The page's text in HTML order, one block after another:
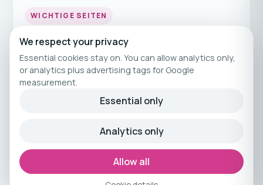
WICHTIGE SEITEN
Fitnessurlaub
Fitness Urlaub
Fitnessreisen
© 2026 Reiseathleten
Kuratiertes Fitnessreisen-Angebot von
Reiseathleten.
We respect your privacy
Essential cookies stay on. You can allow analytics only,
or analytics plus advertising tags for Google
measurement.
Essential only
Analytics only
Allow all